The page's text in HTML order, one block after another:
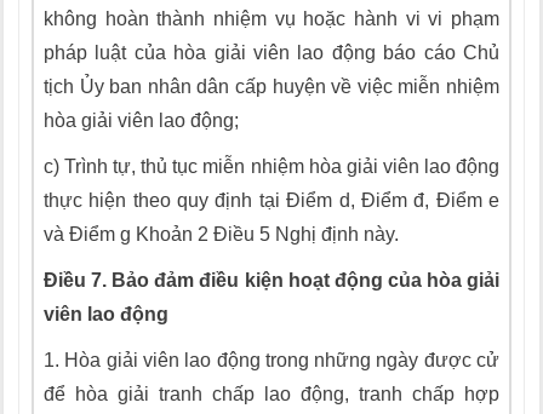
không hoàn thành nhiệm vụ hoặc hành vi vi phạm
pháp luật của hòa giải viên lao động báo cáo Chủ
tịch Ủy ban nhân dân cấp huyện về việc miễn nhiệm
hòa giải viên lao động;
c)Trình tự, thủ tục miễn nhiệm hòa giải viên lao động
thực hiện theo quy định tại Điểm d, Điểm đ, Điểm e
và Điểm g Khoản 2 Điều 5 Nghị định này.
Điều 7. Bảo đảm điều kiện hoạt động của hòa giải
viên lao động
1. Hòa giải viên lao động trong những ngày được cử
để hòa giải tranh chấp lao động, tranh chấp hợp